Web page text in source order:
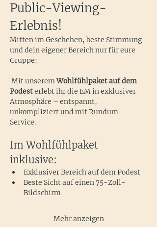
Public-Viewing-
Erlebnis!
Mitten im Geschehen, beste Stimmung
und dein eigener Bereich nur für eure
Gruppe:
Mit unserem Wohlfühlpaket auf dem
Podest erlebt ihr die EM in exklusiver
Atmosphäre – entspannt,
unkompliziert und mit Rundum-
Service.
Im Wohlfühlpaket
inklusive:
Exklusiver Bereich auf dem Podest
Beste Sicht auf einen 75-Zoll-
Bildschirm
Mehr anzeigen